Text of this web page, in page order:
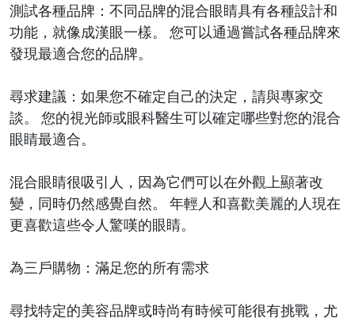
測試各種品牌：不同品牌的混合眼睛具有各種設計和
功能，就像成漢眼一樣。 您可以通過嘗試各種品牌來
發現最適合您的品牌。
尋求建議：如果您不確定自己的決定，請與專家交
談。 您的視光師或眼科醫生可以確定哪些對您的混合
眼睛最適合。
混合眼睛很吸引人，因為它們可以在外觀上顯著改
變，同時仍然感覺自然。 年輕人和喜歡美麗的人現在
更喜歡這些令人驚嘆的眼睛。
為三戶購物：滿足您的所有需求
尋找特定的美容品牌或時尚有時候可能很有挑戰，尤